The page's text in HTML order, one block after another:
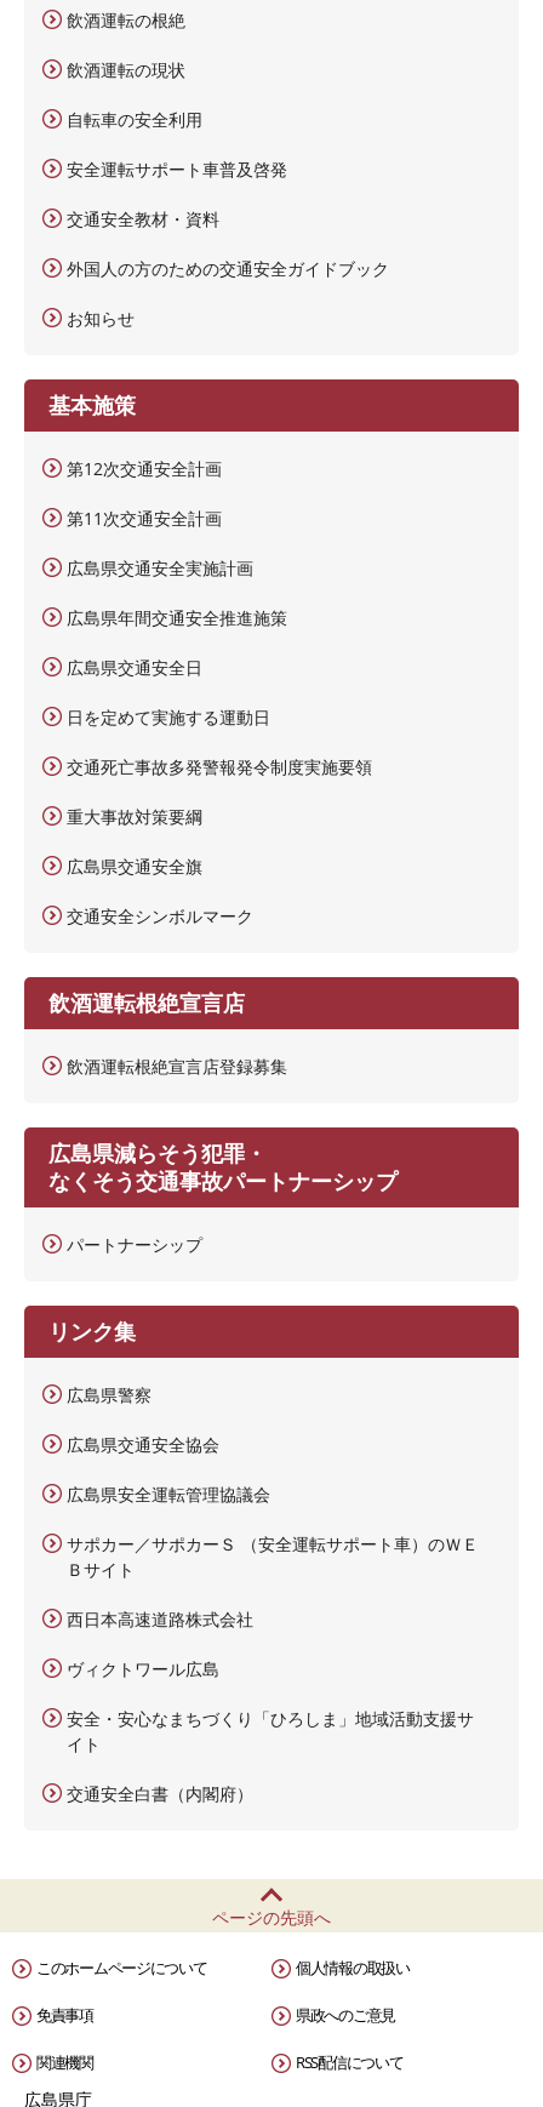
飲酒運転の根絶
飲酒運転の現状
自転車の安全利用
安全運転サポート車普及啓発
交通安全教材・資料
外国人の方のための交通安全ガイドブック
お知らせ
基本施策
第12次交通安全計画
第11次交通安全計画
広島県交通安全実施計画
広島県年間交通安全推進施策
広島県交通安全日
日を定めて実施する運動日
交通死亡事故多発警報発令制度実施要領
重大事故対策要綱
広島県交通安全旗
交通安全シンボルマーク
飲酒運転根絶宣言店
飲酒運転根絶宣言店登録募集
広島県減らそう犯罪・
なくそう交通事故パートナーシップ
パートナーシップ
リンク集
広島県警察
広島県交通安全協会
広島県安全運転管理協議会
サポカー／サポカーＳ （安全運転サポート車）のＷＥ
Ｂサイト
西日本高速道路株式会社
ヴィクトワール広島
安全・安心なまちづくり「ひろしま」地域活動支援サ
イト
交通安全白書（内閣府）
ページの先頭へ
このホームページについて 個人情報の取扱い
免責事項 県政へのご意見
関連機関 RSS配信について
広島県庁